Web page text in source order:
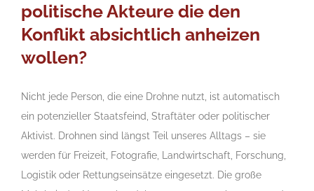
politische Akteure die den
Konflikt absichtlich anheizen
wollen?
Nicht jede Person, die eine Drohne nutzt, ist automatisch
ein potenzieller Staatsfeind, Straftäter oder politischer
Aktivist. Drohnen sind längst Teil unseres Alltags – sie
werden für Freizeit, Fotografie, Landwirtschaft, Forschung,
Logistik oder Rettungseinsätze eingesetzt. Die große